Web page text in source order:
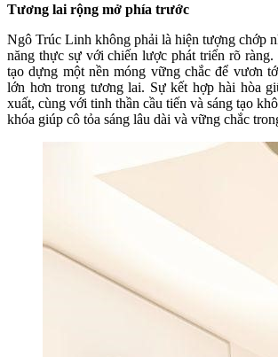
Tương lai rộng mở phía trước
Ngô Trúc Linh không phải là hiện tượng chớp
năng thực sự với chiến lược phát triển rõ ràng.
tạo dựng một nền móng vững chắc để vươn
lớn hơn trong tương lai. Sự kết hợp hài hòa
xuất, cùng với tinh thần cầu tiến và sáng tạo
khóa giúp cô tỏa sáng lâu dài và vững chắc